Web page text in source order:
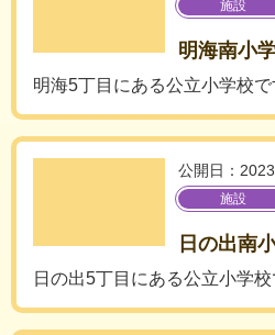
施設
明海南小
明海5丁目にある公立小学校で
公開日：
施設
日の出南
日の出5丁目にある公立小学校